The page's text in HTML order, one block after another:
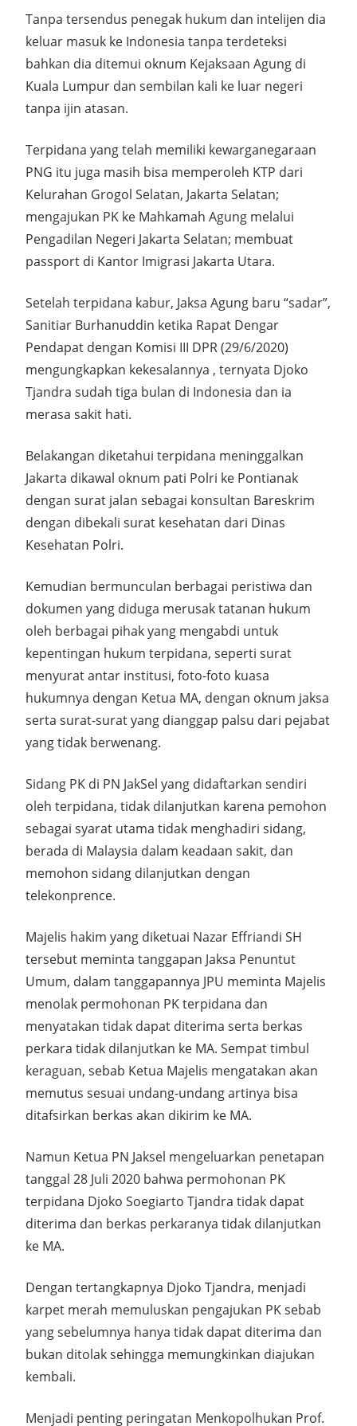
Tanpa tersendus penegak hukum dan intelijen dia
keluar masuk ke Indonesia tanpa terdeteksi
bahkan dia ditemui oknum Kejaksaan Agung di
Kuala Lumpur dan sembilan kali ke luar negeri
tanpa ijin atasan.
Terpidana yang telah memiliki kewarganegaraan
PNG itu juga masih bisa memperoleh KTP dari
Kelurahan Grogol Selatan, Jakarta Selatan;
mengajukan PK ke Mahkamah Agung melalui
Pengadilan Negeri Jakarta Selatan; membuat
passport di Kantor Imigrasi Jakarta Utara.
Setelah terpidana kabur, Jaksa Agung baru “sadar”,
Sanitiar Burhanuddin ketika Rapat Dengar
Pendapat dengan Komisi III DPR (29/6/2020)
mengungkapkan kekesalannya , ternyata Djoko
Tjandra sudah tiga bulan di Indonesia dan ia
merasa sakit hati.
Belakangan diketahui terpidana meninggalkan
Jakarta dikawal oknum pati Polri ke Pontianak
dengan surat jalan sebagai konsultan Bareskrim
dengan dibekali surat kesehatan dari Dinas
Kesehatan Polri.
Kemudian bermunculan berbagai peristiwa dan
dokumen yang diduga merusak tatanan hukum
oleh berbagai pihak yang mengabdi untuk
kepentingan hukum terpidana, seperti surat
menyurat antar institusi, foto-foto kuasa
hukumnya dengan Ketua MA, dengan oknum jaksa
serta surat-surat yang dianggap palsu dari pejabat
yang tidak berwenang.
Sidang PK di PN JakSel yang didaftarkan sendiri
oleh terpidana, tidak dilanjutkan karena pemohon
sebagai syarat utama tidak menghadiri sidang,
berada di Malaysia dalam keadaan sakit, dan
memohon sidang dilanjutkan dengan
telekonprence.
Majelis hakim yang diketuai Nazar Effriandi SH
tersebut meminta tanggapan Jaksa Penuntut
Umum, dalam tanggapannya JPU meminta Majelis
menolak permohonan PK terpidana dan
menyatakan tidak dapat diterima serta berkas
perkara tidak dilanjutkan ke MA. Sempat timbul
keraguan, sebab Ketua Majelis mengatakan akan
memutus sesuai undang-undang artinya bisa
ditafsirkan berkas akan dikirim ke MA.
Namun Ketua PN Jaksel mengeluarkan penetapan
tanggal 28 Juli 2020 bahwa permohonan PK
terpidana Djoko Soegiarto Tjandra tidak dapat
diterima dan berkas perkaranya tidak dilanjutkan
ke MA.
Dengan tertangkapnya Djoko Tjandra, menjadi
karpet merah memuluskan pengajukan PK sebab
yang sebelumnya hanya tidak dapat diterima dan
bukan ditolak sehingga memungkinkan diajukan
kembali.
Menjadi penting peringatan Menkopolhukan Prof.